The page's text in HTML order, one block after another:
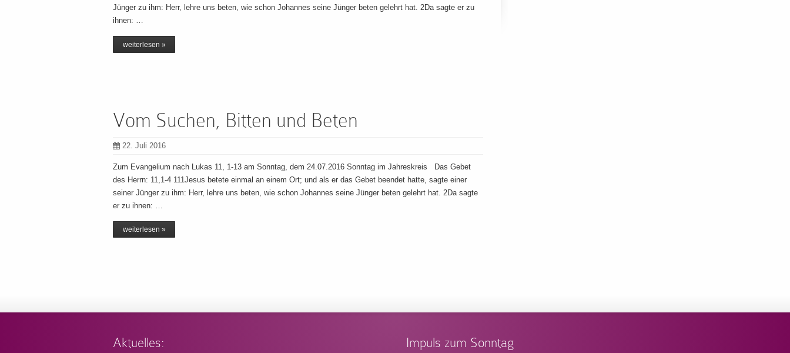
Jünger zu ihm: Herr, lehre uns beten, wie schon Johannes seine Jünger beten gelehrt hat. 2Da sagte er zu
ihnen: …
weiterlesen »
Vom Suchen, Bitten und Beten
22. Juli 2016
Zum Evangelium nach Lukas 11, 1-13 am Sonntag, dem 24.07.2016 Sonntag im Jahreskreis Das Gebet
des Herrn: 11,1-4 111Jesus betete einmal an einem Ort; und als er das Gebet beendet hatte, sagte einer
seiner Jünger zu ihm: Herr, lehre uns beten, wie schon Johannes seine Jünger beten gelehrt hat. 2Da sagte
er zu ihnen: …
weiterlesen »
Aktuelles: Impuls zum Sonntag